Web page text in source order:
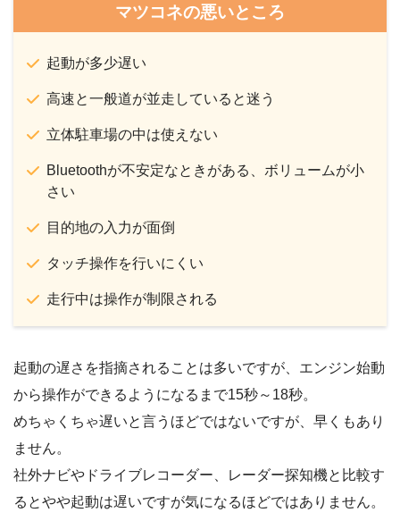
マツコネの悪いところ
起動が多少遅い
高速と一般道が並走していると迷う
立体駐車場の中は使えない
Bluetoothが不安定なときがある、ボリュームが小
さい
目的地の入力が面倒
タッチ操作を行いにくい
走行中は操作が制限される
起動の遅さを指摘されることは多いですが、エンジン始動
から操作ができるようになるまで15秒～18秒。
めちゃくちゃ遅いと言うほどではないですが、早くもあり
ません。
社外ナビやドライブレコーダー、レーダー探知機と比較す
るとやや起動は遅いですが気になるほどではありません。